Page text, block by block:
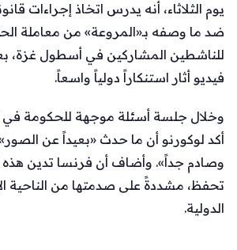
يوم الثلاثاء، أنه يدرس اتخاذ إجراءات
ضد ما وصفه بـ«المروعة» من معاملة
للناشطين المشاركين في أسطول غزة،
فيديو أثار استنكاراً دولياً واسعاً.
وخلال جلسة أسئلة موجهة للحكومة في
أكد لوكورنو أن ما حدث «بعيداً عن
وصادم جداً». وأضاف أن فرنسا تدين هذه
تحفظ، مشددةً على صدمتها من الناحية
الدولية.